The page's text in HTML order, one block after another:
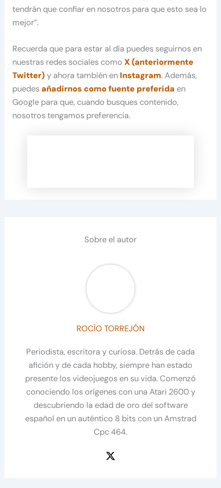
tendrán que confiar en nosotros para que esto sea lo
mejor”.
Recuerda que para estar al día puedes seguirnos en
nuestras redes sociales comoX (anteriormente
Twitter) y ahora también en Instagram. Además,
puedesañadirnos como fuente preferida en
Google para que, cuando busques contenido,
nosotros tengamos preferencia.
Sobre el autor
ROCÍO TORREJÓN
Periodista, escritora y curiosa. Detrás de cada
afición y de cada hobby, siempre han estado
presente los videojuegos en su vida. Comenzó
conociendo los orígenes con una Atari 2600 y
descubriendo la edad de oro del software
español en un auténtico 8 bits con un Amstrad
Cpc 464.